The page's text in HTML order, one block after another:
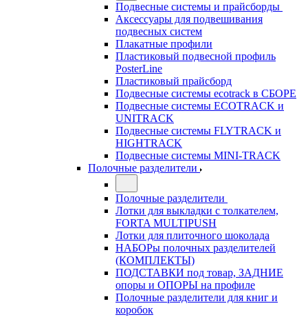
Подвесные системы и прайсборды
Аксессуары для подвешивания
подвесных систем
Плакатные профили
Пластиковый подвесной профиль
PosterLine
Пластиковый прайсборд
Подвесные системы ecotrack в СБОРЕ
Подвесные системы ECOTRACK и
UNITRACK
Подвесные системы FLYTRACK и
HIGHTRACK
Подвесные системы MINI-TRACK
Полочные разделители
Полочные разделители
Лотки для выкладки с толкателем,
FORTA MULTIPUSH
Лотки для плиточного шоколада
НАБОРы полочных разделителей
(КОМПЛЕКТЫ)
ПОДСТАВКИ под товар, ЗАДНИЕ
опоры и ОПОРЫ на профиле
Полочные разделители для книг и
коробок